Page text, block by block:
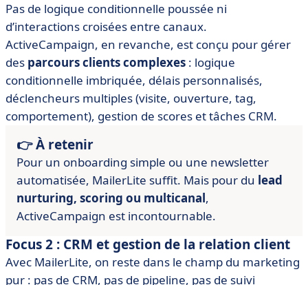
Pas de logique conditionnelle poussée ni
d’interactions croisées entre canaux.
ActiveCampaign, en revanche, est conçu pour gérer
des parcours clients complexes : logique
conditionnelle imbriquée, délais personnalisés,
déclencheurs multiples (visite, ouverture, tag,
comportement), gestion de scores et tâches CRM.
👉 À retenir
Pour un onboarding simple ou une newsletter
automatisée, MailerLite suffit. Mais pour du lead
nurturing, scoring ou multicanal,
ActiveCampaign est incontournable.
Focus 2 : CRM et gestion de la relation client
Avec MailerLite, on reste dans le champ du marketing
pur : pas de CRM, pas de pipeline, pas de suivi